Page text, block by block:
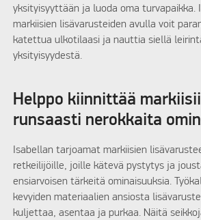
yksityisyyttään ja luoda oma turvapaikka.
markiisien lisävarusteiden avulla voit
katettua ulkotilaasi ja nauttia siellä
yksityisyydestä.
Helppo kiinnittää
runsaasti nerokkaita
Isabellan tarjoamat markiisien
retkeilijöille, joille kätevä pystytys ja
ensiarvoisen tärkeitä ominaisuuksia.
kevyiden materiaalien ansiosta
kuljettaa, asentaa ja purkaa. Näitä